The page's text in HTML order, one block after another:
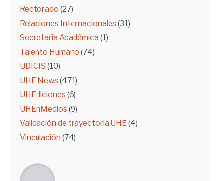
Rectorado (27)
Relaciones Internacionales (31)
Secretaría Académica (1)
Talento Humano (74)
UDICIS (10)
UHE News (471)
UHEdiciones (6)
UHEnMedios (9)
Validación de trayectoria UHE (4)
Vinculación (74)